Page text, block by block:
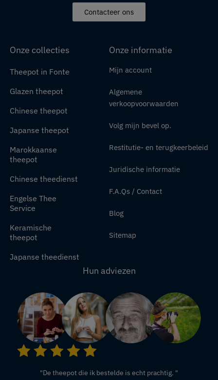
Contacteer ons
Onze collecties
Theepot in Fonte
Glazen theepot
Chinese theepot
Japanse theepot
Marokkaanse
theepot
Chinese theedienst
Engelse Thee
Service
Keramische
theepot
Japanse theedienst
Onze informatie
Mijn account
Algemene
verkoopvoorwaarden
Volg mijn bevel op.
Restitutie- en terugkeerbeleid
Juridische informatie
F.A.Qs / Contact
Blog
Sitemap
Hun adviezen
"De theepot die ik bestelde is echt prachtig. "